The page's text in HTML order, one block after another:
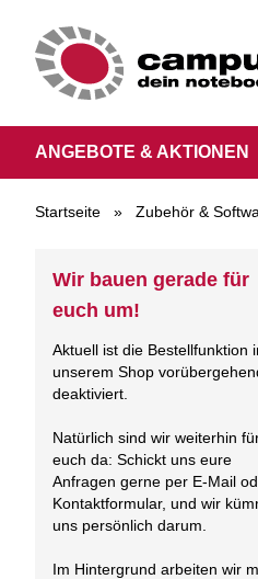
ANGEBOTE & AKTIONEN
Startseite » Zubehör &
Wir bauen gerade für
euch um!
Aktuell ist die Bestellfunktion
unserem Shop
deaktiviert.
Natürlich sind wir weiterhin
euch da: Schickt uns eure
Anfragen gerne per E-Mail
Kontaktformular, und wir
uns persönlich darum.
Im Hintergrund arbeiten wir